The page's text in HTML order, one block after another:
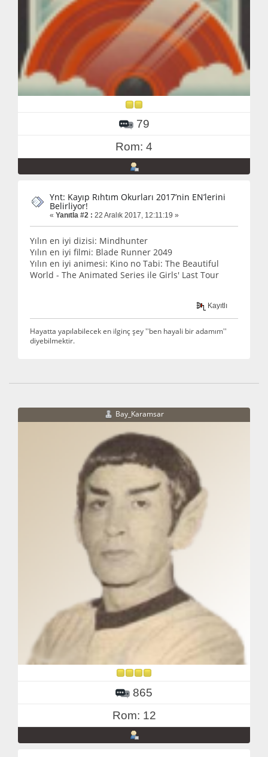
79
Rom: 4
Ynt: Kayıp Rıhtım Okurları 2017’nin EN’lerini
Belirliyor!
« Yanıtla #2 : 22 Aralık 2017, 12:11:19 »
Yılın en iyi dizisi: Mindhunter
Yılın en iyi filmi: Blade Runner 2049
Yılın en iyi animesi: Kino no Tabi: The Beautiful
World - The Animated Series ile Girls' Last Tour
Kayıtlı
Hayatta yapılabilecek en ilginç şey ''ben hayali bir adamım''
diyebilmektir.
Bay_Karamsar
865
Rom: 12